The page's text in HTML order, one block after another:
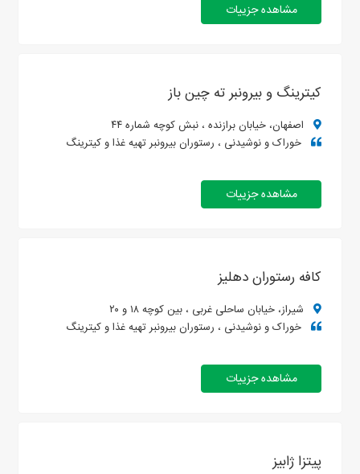
مشاهده جزییات
کیترینگ و بیرونبر ته چین باز
اصفهان، خیابان برازنده ، نبش کوچه شماره ۴۴
خوراک و نوشیدنی ، رستوران بیرونبر تهیه غذا و کیترینگ
مشاهده جزییات
کافه رستوران دهلیز
شیراز، خیابان ساحلی غربی ، بین کوچه ۱۸ و ۲۰
خوراک و نوشیدنی ، رستوران بیرونبر تهیه غذا و کیترینگ
مشاهده جزییات
پیتزا ژابیز